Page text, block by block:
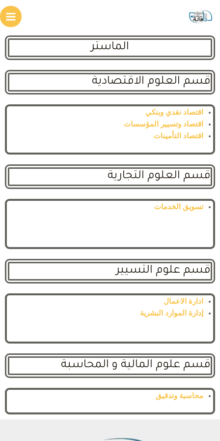
الماستر
قسم العلوم الاقتصادية
اقتصاد نقدي وبنكي
اقتصاد وتسيير المؤسسات
اقتصاد التأمينات
قسم العلوم التجارية
تسويق الخدمات
قسم علوم التسيير
ادارة الاعمال
إدارة الموارد البشرية
قسم علوم المالية و المحاسبة
محاسبة وتدقيق